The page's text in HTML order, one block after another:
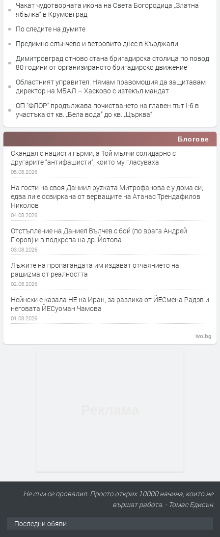
Чакат чудотворната икона на Света Богородица „Златна
ябълка“ в Крумовград
По следите на думите
Предимно слънчево и ветровито днес в Кърджали
Димитровград отново стана бригадирска столица по повод
80 години от организираното бригадирско движение
Областният управител: Нямам правомощия да защитавам
директор на МБАЛ – Хасково с изтекъл мандат
ОП "ФЛОР" продължава почистването на главен път I-6 в
участъка от кв. „Бела вода“ до кв. „Църква“
Блогове
Скандал с нацисти гърми, а Той мълчи солидарно с
другарите “антифашисти”, които му гласуваха
05.08.2026
На гости на своя Даниил руzката Митрофанова е у дома си,
едва ли е освиркана от верващите на Атанас Трендафилов
Николов
04.08.2026
Отстъпление на Даниел Вълчев с бой (по врага Андрей
Гюров) и в подкрепа на др. Йотова
03.08.2026
Лъжите на пропагандата им издават отчаянието на
рашиzма от реалността
02.08.2026
Нейнски е казала НЕ на Иран, за разлика от ЙЕСмена Радэв и
неговата ЙЕСуоман Чамова
01.08.2026
ivo.bg
Не съм се провалил. Просто открих 10000 начина, които не
вършат работа. - Томас Едисън
Последни обяви